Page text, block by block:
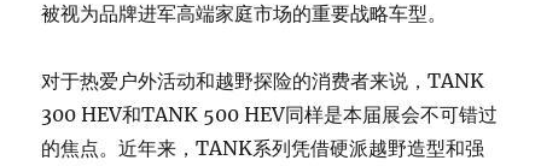
被视为品牌进军高端家庭市场的重要战略车型。
对于热爱户外活动和越野探险的消费者来说，TANK
300 HEV和TANK 500 HEV同样是本届展会不可错过
的焦点。近年来，TANK系列凭借硬派越野造型和强